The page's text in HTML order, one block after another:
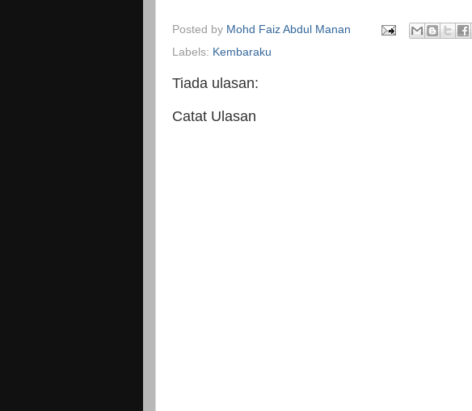
Posted by Mohd Faiz Abdul Manan
Labels: Kembaraku
Tiada ulasan:
Catat Ulasan